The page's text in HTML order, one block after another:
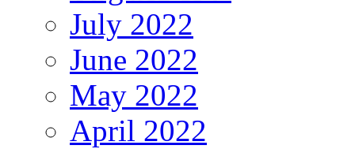
July 2022
June 2022
May 2022
April 2022